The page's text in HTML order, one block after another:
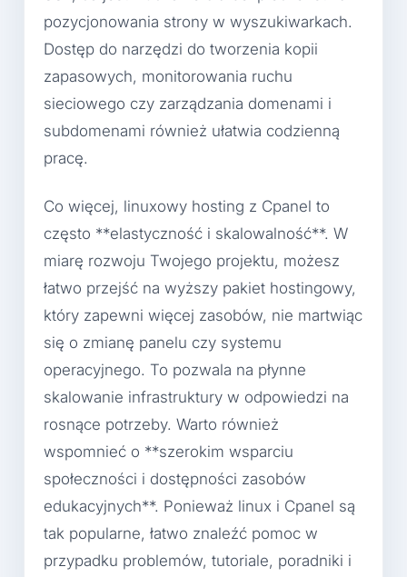
pozycjonowania strony w wyszukiwarkach.
Dostęp do narzędzi do tworzenia kopii
zapasowych, monitorowania ruchu
sieciowego czy zarządzania domenami i
subdomenami również ułatwia codzienną
pracę.
Co więcej, linuxowy hosting z Cpanel to
często **elastyczność i skalowalność**. W
miarę rozwoju Twojego projektu, możesz
łatwo przejść na wyższy pakiet hostingowy,
który zapewni więcej zasobów, nie martwiąc
się o zmianę panelu czy systemu
operacyjnego. To pozwala na płynne
skalowanie infrastruktury w odpowiedzi na
rosnące potrzeby. Warto również
wspomnieć o **szerokim wsparciu
społeczności i dostępności zasobów
edukacyjnych**. Ponieważ linux i Cpanel są
tak popularne, łatwo znaleźć pomoc w
przypadku problemów, tutoriale, poradniki i